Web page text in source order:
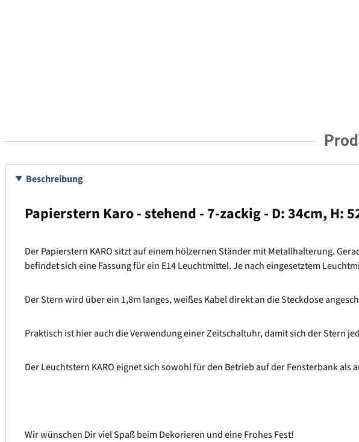
Beschreibung
Papierstern Karo - stehend - 7-zackig - D: 34cm, H:
Der Papierstern KARO sitzt auf einem hölzernen Ständer mit Metallhalterung.
befindet sich eine Fassung für ein E14 Leuchtmittel. Je nach eingesetztem
Der Stern wird über ein 1,8m langes, weißes Kabel direkt an die Steckdose
Praktisch ist hier auch die Verwendung einer Zeitschaltuhr, damit sich der Stern
Der Leuchtstern KARO eignet sich sowohl für den Betrieb auf der Fensterbank
Wir wünschen Dir viel Spaß beim Dekorieren und eine Frohes Fest!